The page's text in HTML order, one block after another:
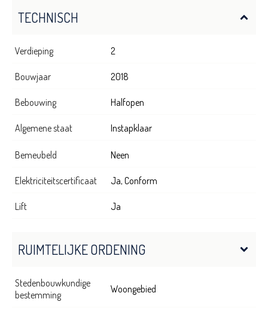
TECHNISCH
Verdieping 2
Bouwjaar 2018
Bebouwing Halfopen
Algemene staat Instapklaar
Bemeubeld Neen
Elektriciteitscertificaat Ja, Conform
Lift Ja
RUIMTELIJKE ORDENING
Stedenbouwkundige
bestemming
Woongebied